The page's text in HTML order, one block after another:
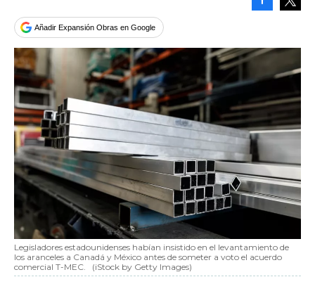
Añadir Expansión Obras en Google
Legisladores estadounidenses habían insistido en el levantamiento de
los aranceles a Canadá y México antes de someter a voto el acuerdo
comercial T-MEC.
(iStock by Getty Images)